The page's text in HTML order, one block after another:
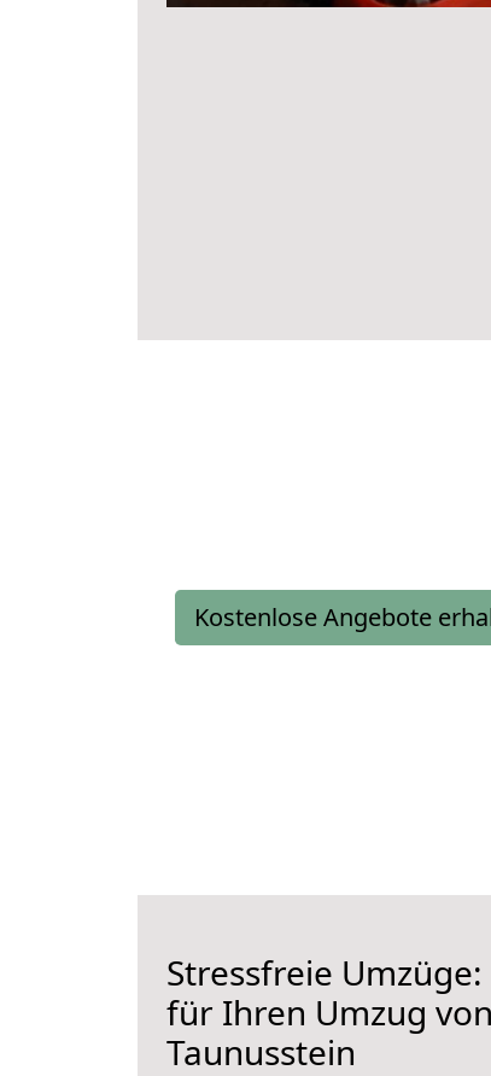
Kostenlose Angebote
Stressfreie
für Ihren Umzug
Taunusstein